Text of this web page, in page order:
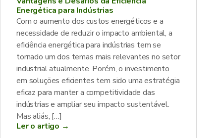
Energética para Indústrias
Com o aumento dos custos energéticos e a
necessidade de reduzir o impacto ambiental, a
eficiência energética para indústrias tem se
tornado um dos temas mais relevantes no setor
industrial atualmente. Porém, o investimento
em soluções eficientes tem sido uma estratégia
eficaz para manter a competitividade das
indústrias e ampliar seu impacto sustentável.
Mas aliás, […]
Ler o artigo →